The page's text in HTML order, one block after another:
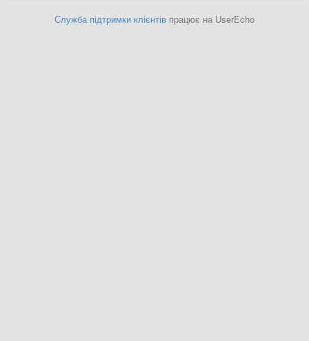
Служба підтримки клієнтів працює на UserEcho